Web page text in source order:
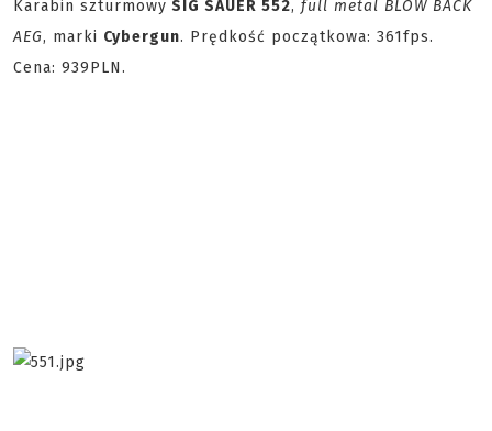
Karabin szturmowy SIG SAUER 552, full metal BLOW BACK
AEG, marki Cybergun. Prędkość początkowa: 361fps.
Cena: 939PLN.